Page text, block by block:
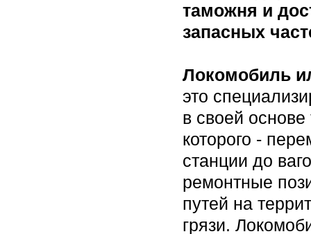
таможня и
запасных
Локомобиль
это
в своей
которого -
станции до
ремонтные
путей на
грязи.